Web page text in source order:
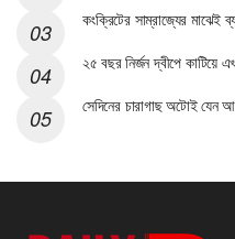
কংক্রিটের সাম্রাজ্যের মাঝেই
২৫ বছর নির্জন দ্বীপে কাটিয়ে
সেদিনের চারাগাছ অটোই যেন